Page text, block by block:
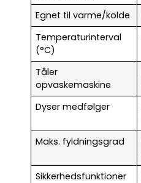
Egnet til varme/kolde
Temperaturinterval
(°C)
Tåler
opvaskemaskine
Dyser medfølger
Maks. fyldningsgrad
Sikkerhedsfunktioner